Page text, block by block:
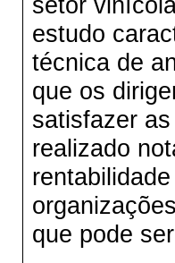
estudo
técnica de
que os
satisfazer
realizado
que pode